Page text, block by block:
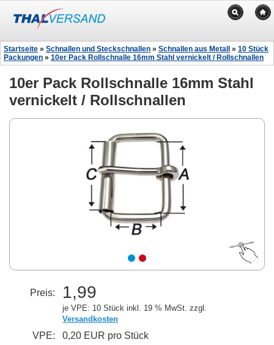
Startseite » Schnallen und Steckschnallen » Schnallen aus Metall » 10 Stück
Packungen » 10er Pack Rollschnalle 16mm Stahl vernickelt / Rollschnallen
10er Pack Rollschnalle 16mm Stahl
vernickelt / Rollschnallen
Preis: 1,99
je VPE: 10 Stück inkl. 19 % MwSt. zzgl.
Versandkosten
VPE:
0,20 EUR pro Stück